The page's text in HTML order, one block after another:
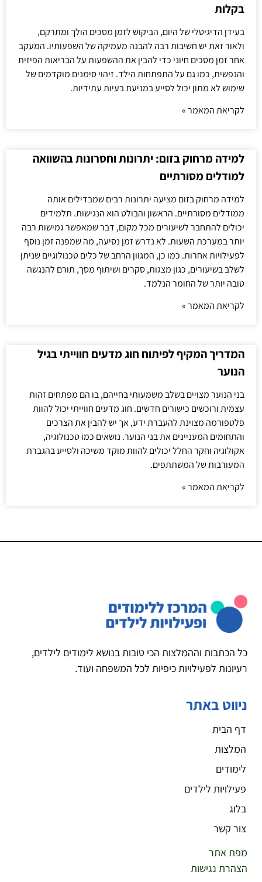
בקלות
בעידן הדיגיטלי של היום, הביקוש לזמן מסכים הולך ומתרקם,
ולאור זאת יש חשיבות רבה להבנה מעמיקה של השפעותיו. המעקב
אחר זמן מסכים חיוני כדי להבין את ההשפעות על הבריאות הפיזית
והנפשית, כמו גם על התפתחות הילד. זיהוי סימנים מוקדמים של
שימוש לא מתון יכול לסייע במניעת בעיות עתידיות.
לקריאת המאמר »
למידה מרחוק בזום: יתרונות וחסרונות בהשוואה
למודלים מסורתיים
למידה מרחוק בזום מציעה יתרונות רבים שמבדילים אותה
ממודלים מסורתיים. הראשון והבולט הוא הנגישות. תלמידים
יכולים להתחבר לשיעורים מכל מקום, דבר שמאפשר גמישות רבה
יותר במערכת השעות. לא נדרש זמן נסיעה, מה שמפנה זמן נוסף
לפעילויות אחרות. כמו כן, המגוון הרחב של כלים טכנולוגיים שניתן
לשלב בשיעורים, כגון מצגות, סקרים ושיתוף מסך, תורם להנגשה
טובה יותר של החומר הנלמד.
לקריאת המאמר »
המדריך המקיף לפיתוח חוג מדעים חווייתי בגיל
הנוער
בני הנוער מצויים בשלב משמעותי בחייהם, בו הם מפתחים זהות
עצמית ורוכשים כישורים חדשים. חוג מדעים חווייתי יכול להוות
פלטפורמה מצוינת להעברת ידע, אך יש להבין את הצרכים
והתחומים המעניינים את בני הנוער. נושאים כמו טכנולוגיה,
אקולוגיה וחקר החלל יכולים להוות מוקד משיכה ולסייע בהגברת
המעורבות של המשתתפים.
לקריאת המאמר »
כל הכתבות וההמלצות הכי טובות בנושא לימודים לילדים,
רעיונות לפעילויות כיפיות לכל המשפחה ועוד.
ניווט באתר
דף הבית
המלצות
לימודים
פעילויות לילדים
בלוג
צור קשר
מפת אתר
הצהרת נגישות